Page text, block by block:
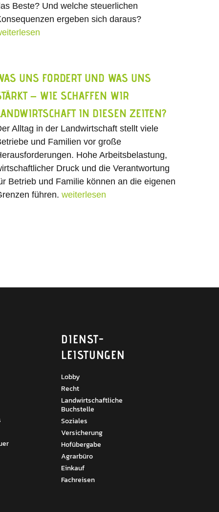
Beste? Und welche steuerlichen
ergeben sich daraus?
UNS FORDERT UND WAS UNS
– WIE SCHAFFEN WIR
IN DIESEN ZEITEN?
Alltag in der Landwirtschaft stellt viele
und Familien vor große
Hohe Arbeitsbelastung,
Druck und die Verantwortung
Betrieb und Familie können an die eigenen
führen. weiterlesen
DIENST­
LEISTUNGEN
Lobby
Recht
Landwirtschaftliche
Buchstelle
Soziales
Versicherung
Hofübergabe
Agrarbüro
Einkauf
Fachreisen